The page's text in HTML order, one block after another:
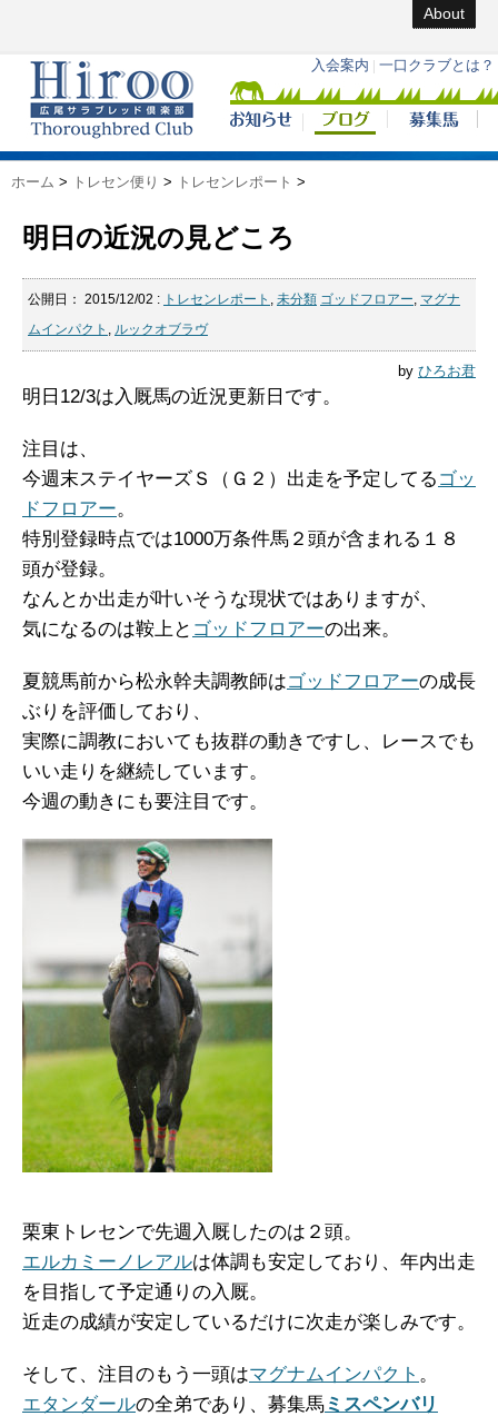
About
ホーム > トレセン便り > トレセンレポート >
明日の近況の見どころ
公開日： 2015/12/02 : トレセンレポート , 未分類 ゴッドフロアー, マグナ
ムインパクト , ルックオブラヴ
by ひろお君
明日12/3は入厩馬の近況更新日です。
注目は、
今週末ステイヤーズＳ（Ｇ２）出走を予定してる ゴッ
ドフロアー。
特別登録時点では1000万条件馬２頭が含まれる１８
頭が登録。
なんとか出走が叶いそうな現状ではありますが、
気になるのは鞍上と ゴッドフロアーの出来。
夏競馬前から松永幹夫調教師はゴッドフロアーの成長
ぶりを評価しており、
実際に調教においても抜群の動きですし、レースでも
いい走りを継続しています。
今週の動きにも要注目です。
栗東トレセンで先週入厩したのは２頭。
エルカミーノレアルは体調も安定しており、年内出走
を目指して予定通りの入厩。
近走の成績が安定しているだけに次走が楽しみです。
そして、注目のもう一頭はマグナムインパクト 。
エタンダールの全弟であり、募集馬 ミスペンバリ